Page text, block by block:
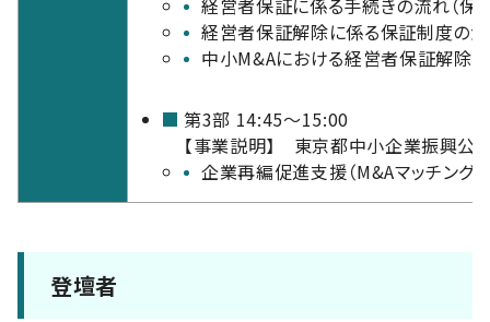
経営者保証に係る手続きの流れ（保
経営者保証解除に係る保証制度の
中小M&Aにおける経営者保証解除
第3部 14:45～15:00
【事業説明】 東京都中小企業振興
企業再編促進支援（M&Aマッチング
登壇者